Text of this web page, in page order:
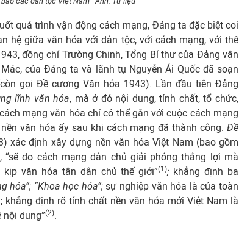
quá trình vận động cách mạng, Đảng ta đặc biệt coi
hệ giữa văn hóa với dân tộc, với cách mạng, với thế
đồng chí Trường Chinh, Tổng Bí thư của Đảng vận
của Đảng ta và lãnh tụ Nguyễn Ái Quốc đã soạn
gọi Đề cương Văn hóa 1943). Lần đầu tiên Đảng
lĩnh văn hóa, mà ở đó nội dung, tính chất, tổ chức,
mạng văn hóa chỉ có thể gắn với cuộc cách mạng
văn hóa ấy sau khi cách mạng đã thành công. Đề
xác định xây dựng nền văn hóa Việt Nam (bao gồm
do cách mạng dân chủ giải phóng thắng lợi mà
văn hóa tân dân chủ thế giới”(1); khẳng định ba
hóa”; “Khoa học hóa”;sự nghiệp văn hóa là của toàn
định rõ tính chất nền văn hóa mới Việt Nam là
nội dung”(2).